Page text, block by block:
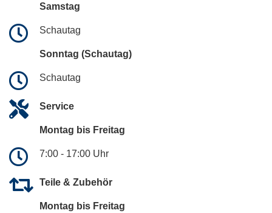
Samstag
Schautag
Sonntag (Schautag)
Schautag
Service
Montag bis Freitag
7:00 - 17:00 Uhr
Teile & Zubehör
Montag bis Freitag